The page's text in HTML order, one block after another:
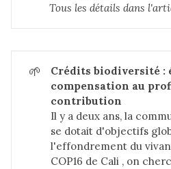
Tous les détails dans
🌱
Crédits biodiversité :
compensation au
contribution
Il y a deux ans, la
se dotait d'objectifs
l'effondrement du
COP16 de Cali , on